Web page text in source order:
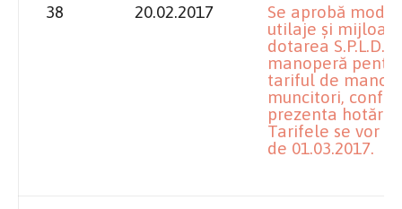
38 20.02.2017
Se aprobă
utilaje şi
dotarea
manoperă
tariful de
muncitori,
prezenta
Tarifele se vor
de 01.03.2017.